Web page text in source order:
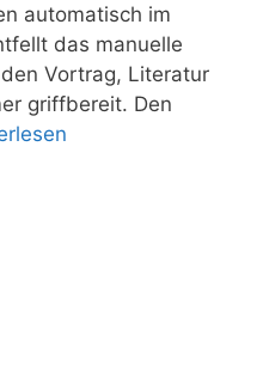
auto­ma­tisch im
das manu­el­le
Vor­trag, Lite­ra­tur
griff­be­reit. Den